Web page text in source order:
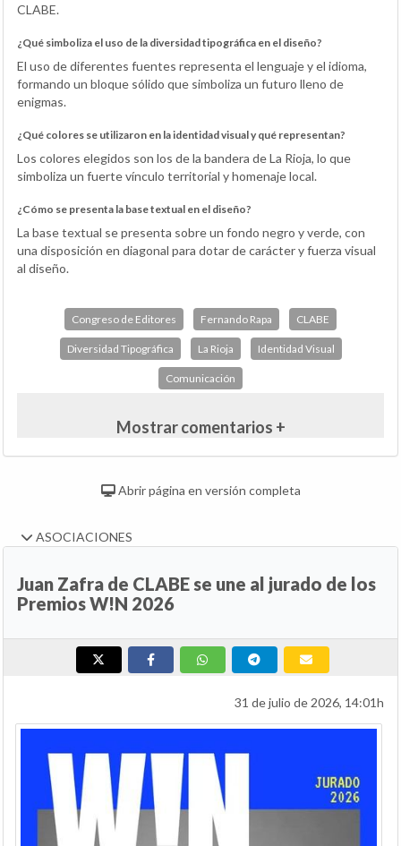
CLABE.
¿Qué simboliza el uso de la diversidad tipográfica en el diseño?
El uso de diferentes fuentes representa el lenguaje y el idioma,
formando un bloque sólido que simboliza un futuro lleno de
enigmas.
¿Qué colores se utilizaron en la identidad visual y qué representan?
Los colores elegidos son los de la bandera de La Rioja, lo que
simboliza un fuerte vínculo territorial y homenaje local.
¿Cómo se presenta la base textual en el diseño?
La base textual se presenta sobre un fondo negro y verde, con
una disposición en diagonal para dotar de carácter y fuerza visual
al diseño.
Congreso de Editores Fernando Rapa CLABE
Diversidad Tipográfica La Rioja Identidad Visual
Comunicación
Mostrar comentarios +
Abrir página en versión completa
ASOCIACIONES
Juan Zafra de CLABE se une al jurado de los
Premios W!N 2026
31 de julio de 2026, 14:01h